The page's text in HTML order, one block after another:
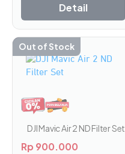
Detail
Out of Stock
DJI Mavic Air 2 ND Filter Set
Rp 900.000